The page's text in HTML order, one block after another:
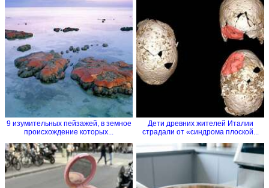
9 изумительных пейзажей, в земное
происхождение которых...
Дети древних жителей Италии
страдали от «синдрома плоской...